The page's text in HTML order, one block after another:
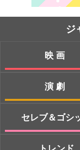
ジ
映画
演劇
セレブ＆ゴシ